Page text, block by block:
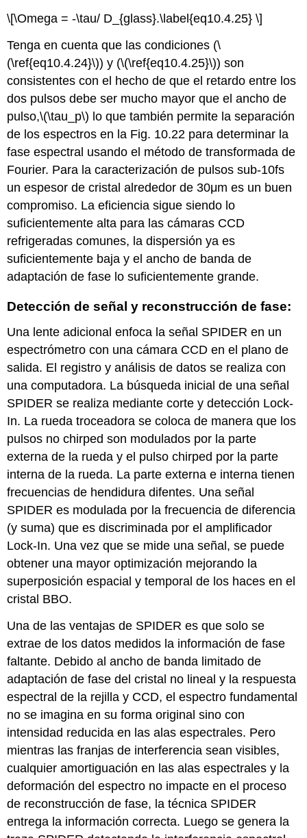
\[\Omega = -\tau/ D_{glass}.\label{eq10.4.25} \]
Tenga en cuenta que las condiciones (\
(\ref{eq10.4.24}\)) y (\(\ref{eq10.4.25}\)) son
consistentes con el hecho de que el retardo entre los
dos pulsos debe ser mucho mayor que el ancho de
pulso,\(\tau_p\) lo que también permite la separación
de los espectros en la Fig. 10.22 para determinar la
fase espectral usando el método de transformada de
Fourier. Para la caracterización de pulsos sub-10fs
un espesor de cristal alrededor de 30μm es un buen
compromiso. La eficiencia sigue siendo lo
suficientemente alta para las cámaras CCD
refrigeradas comunes, la dispersión ya es
suficientemente baja y el ancho de banda de
adaptación de fase lo suficientemente grande.
Detección de señal y reconstrucción de fase:
Una lente adicional enfoca la señal SPIDER en un
espectrómetro con una cámara CCD en el plano de
salida. El registro y análisis de datos se realiza con
una computadora. La búsqueda inicial de una señal
SPIDER se realiza mediante corte y detección Lock-
In. La rueda troceadora se coloca de manera que los
pulsos no chirped son modulados por la parte
externa de la rueda y el pulso chirped por la parte
interna de la rueda. La parte externa e interna tienen
frecuencias de hendidura difentes. Una señal
SPIDER es modulada por la frecuencia de diferencia
(y suma) que es discriminada por el amplificador
Lock-In. Una vez que se mide una señal, se puede
obtener una mayor optimización mejorando la
superposición espacial y temporal de los haces en el
cristal BBO.
Una de las ventajas de SPIDER es que solo se
extrae de los datos medidos la información de fase
faltante. Debido al ancho de banda limitado de
adaptación de fase del cristal no lineal y la respuesta
espectral de la rejilla y CCD, el espectro fundamental
no se imagina en su forma original sino con
intensidad reducida en las alas espectrales. Pero
mientras las franjas de interferencia sean visibles,
cualquier amortiguación en las alas espectrales y la
deformación del espectro no impacte en el proceso
de reconstrucción de fase, la técnica SPIDER
entrega la información correcta. Luego se genera la